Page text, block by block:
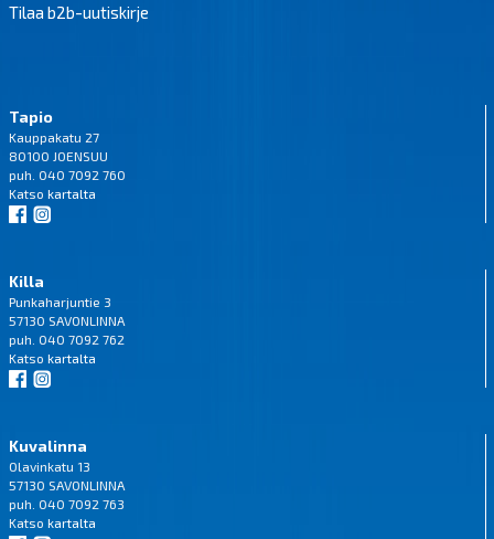
Tilaa b2b-uutiskirje
Tapio
Kauppakatu 27
80100 JOENSUU
puh. 040 7092 760
Katso kartalta
Killa
Punkaharjuntie 3
57130 SAVONLINNA
puh. 040 7092 762
Katso kartalta
Kuvalinna
Olavinkatu 13
57130 SAVONLINNA
puh. 040 7092 763
Katso kartalta